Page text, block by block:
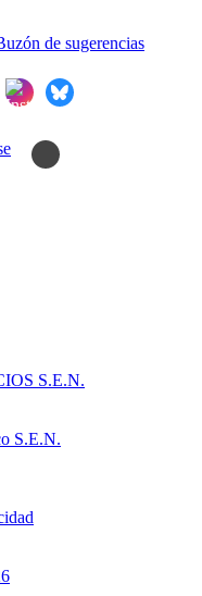
de sugerencias
S.E.N.
S.E.N.